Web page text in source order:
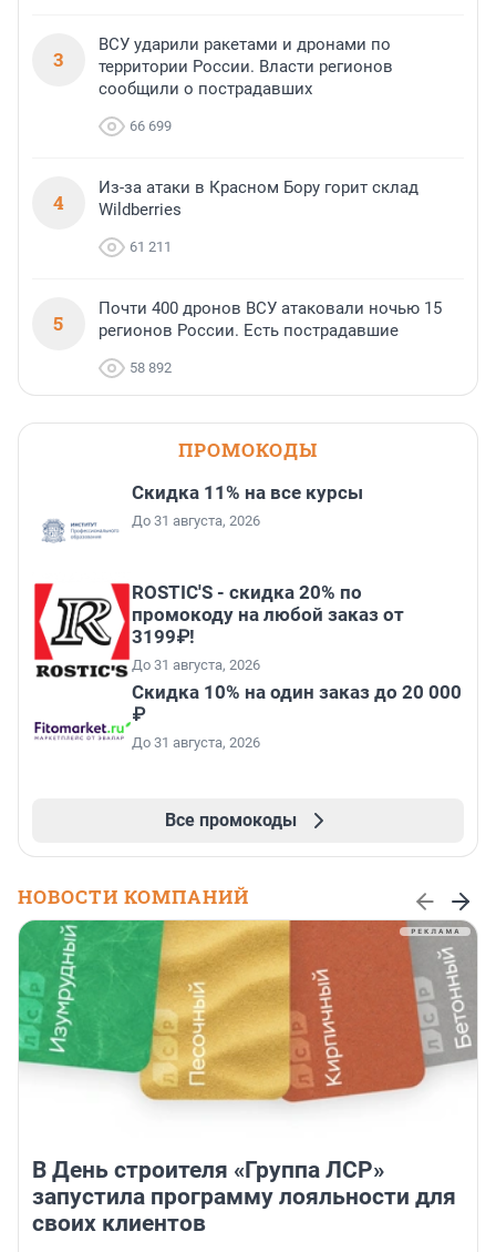
3
ВСУ ударили ракетами и дронами по
территории России. Власти регионов
сообщили о пострадавших
66 699
4
Из-за атаки в Красном Бору горит склад
Wildberries
61 211
5
Почти 400 дронов ВСУ атаковали ночью 15
регионов России. Есть пострадавшие
58 892
ПРОМОКОДЫ
Скидка 11% на все курсы
До 31 августа, 2026
ROSTIC'S - скидка 20% по
промокоду на любой заказ от
3199₽!
До 31 августа, 2026
Скидка 10% на один заказ до 20 000
₽
До 31 августа, 2026
Все промокоды
НОВОСТИ КОМПАНИЙ
В День строителя «Группа ЛСР»
запустила программу лояльности для
своих клиентов